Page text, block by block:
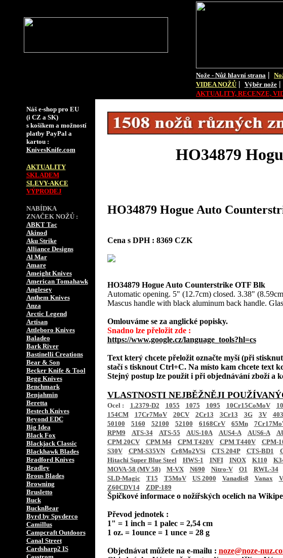
Nože - Nůž hlavní strana |
VIDEA NOŽŮ | Výběr nože |
AKTUALITY, RECENZE,
Náš e-shop pro EU
(i CZ a SK)
s košíkem a možností
platby PayPal a
kartou :
KnivesKnife.com
AKTUALITY
SKLADEM
SLEVY-AKCE
VÝPRODEJ
NABÍDKA
ZNAČEK NOŽŮ :
ABKT Tac
Akinod
Aku Strike
Alliance Designs
Al Mar
Amare
Ameight Knives
American Tomahawk
Anglesey
Anthem Knives
Anza
Arctic Legend
Artisan
Attleboro Knives
Baladeo
Bark River
Bastinelli Creations
Bear & Son
Becker Knife & Tool
Begg Knives
Benchmark
Benjahmin
Beretta
Bestech Knives
Beyond EDC
Big Idea
Black Fox
Blackjack Classic
Blackhawk Blades
Bradford Knives
Bradley
Brous Blades
Browning
Brusletto
Buck
BucknBear
Byrd by Spyderco
Camillus
Campcraft Outdoors
Canal Street
Cardsharp2 IS
HO34879
HO34879 Hogue Auto
Cena s DPH : 8369 CZK
HO34879 Hogue Auto Counterstrike OTF Blk
Automatic opening. 5" (12.7cm) closed. 3.38"
Mascus handle with black aluminum back handle.
Omlouváme se za anglické popisky.
Snadno lze přeložit zde :
https://www.google.cz/language_tools?hl=cs
Text který chcete přeložit označte myší (při
stačí s tisknout Ctrl+C. Na místo kam chcete text
Stejný postup lze použít i při objednávání zboží a
VLASTNOSTI NEJBĚŽNĚJI
Ocel : 1.2379-D2 1055 1075 1095 10Cr15CoMoV
154CM
17Cr7MoV 20CV 2Cr13 3Cr13 3G 3V
50100
5160 52100 52100 6168CrV 65Mn
RPM9
ATS-34 ATS-55 AUS-10A AUS4-A AUS6-A
CPM 20CV
CPM M4 CPM T420V CPM T440V CPM-
S30V
CPM-S35VN Cr8Mo2VSi CTS 204P CTS-BD1
Hitachi Super Blue Steel
HWS-1 INFI INOX K110
MOVA-58 (MV 58)
M-VX N690 Nitro-V O1 RWL-34
SLD-Magic
T15 T5MoV US 2000 Vanadis8 Vanax
Z60CDV14
ZDP-189
Špičkové informace o nožířských ocelích na
Převod jednotek :
1" = 1 inch = 1 palec = 2,54 cm
1 oz. = 1ounce = 1 unce = 28 g
Objednávat můžete na e-mailu : noze@noze-